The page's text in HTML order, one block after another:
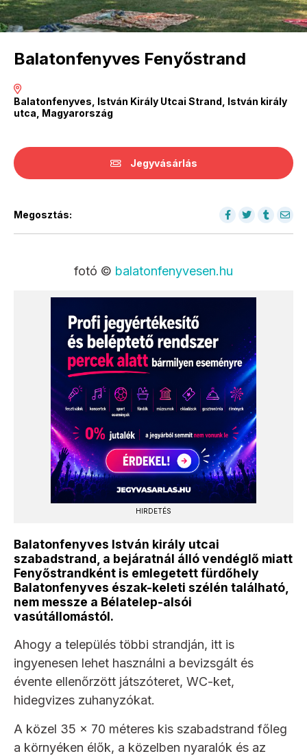
Balatonfenyves Fenyőstrand
Balatonfenyves, István Király Utcai Strand, István király
utca, Magyarország
Jegyvásárlás
Megosztás:
fotó © balatonfenyvesen.hu
HIRDETÉS
Balatonfenyves István király utcai
szabadstrand, a bejáratnál álló vendéglő miatt
Fenyőstrandként is emlegetett fürdőhely
Balatonfenyves észak-keleti szélén található,
nem messze a Bélatelep-alsói
vasútállomástól.
Ahogy a település többi strandján, itt is
ingyenesen lehet használni a bevizsgált és
évente ellenőrzött játszóteret, WC-ket,
hidegvizes zuhanyzókat.
A közel 35 x 70 méteres kis szabadstrand főleg
a környéken élők, a közelben nyaralók és az